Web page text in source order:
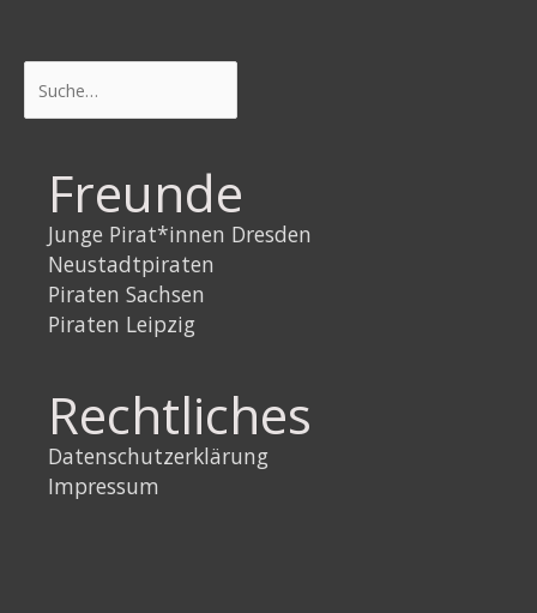
Freunde
Junge Pirat*innen Dresden
Neustadtpiraten
Piraten Sachsen
Piraten Leipzig
Rechtliches
Datenschutzerklärung
Impressum